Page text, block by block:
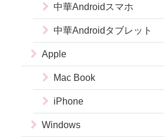
中華Androidスマホ
中華Androidタブレット
Apple
Mac Book
iPhone
Windows